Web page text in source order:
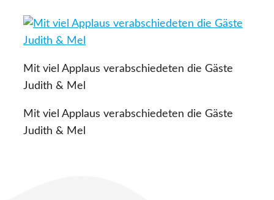
Mit viel Applaus verabschiedeten die Gäste
Judith & Mel
Mit viel Applaus verabschiedeten die Gäste
Judith & Mel